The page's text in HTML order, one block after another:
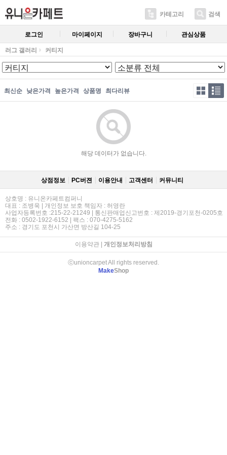
카테고리 검색
로그인 마이페이지 장바구니 관심상품
러그 갤러리 커티지
최신순 낮은가격 높은가격 상품명 최다리뷰
해당 데이터가 없습니다.
상점정보 PC버젼 이용안내 고객센터 커뮤니티
상호명 : 유니온카페트컴퍼니
대표 : 조병욱 | 개인정보 보호 책임자 : 허영란
사업자등록번호 :215-22-21249 | 통신판매업신고번호 : 제2019-경기포천-0205호
전화 : 0502-1922-6152 | 팩스 : 070-4275-5162
주소 : 경기도 포천시 가산면 방산길 104-25
이용약관| 개인정보처리방침
ⓒunioncarpet All rights reserved.
MakeShop